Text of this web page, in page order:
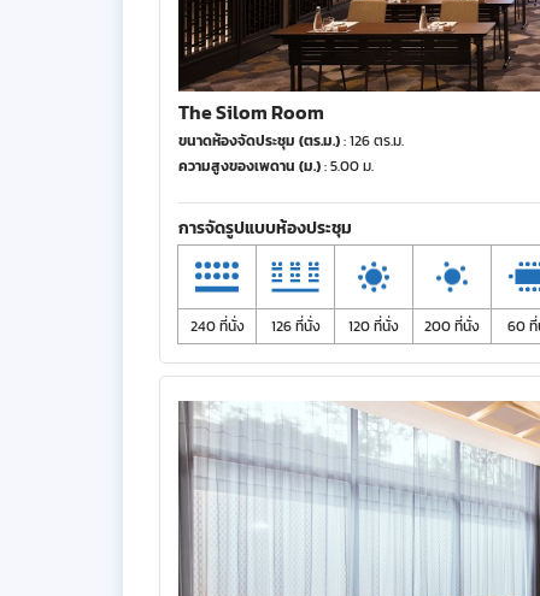
The Silom Room
ขนาดห้องจัดประชุม (ตร.ม.): 126 ตร.ม.
ความสูงของเพดาน (ม.): 5.00 ม.
การจัดรูปแบบห้องประชุม
240 ที่นั่ง 126 ที่นั่ง 120 ที่นั่ง 200 ที่นั่ง 60